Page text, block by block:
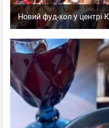
Новий фуд-хол у центрі